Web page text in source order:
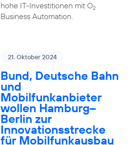
hohe IT-Investitionen mit O2
Business Automation.
21. Oktober 2024
Bund, Deutsche Bahn
und
Mobilfunkanbieter
wollen Hamburg–
Berlin zur
Innovationsstrecke
für Mobilfunkausbau